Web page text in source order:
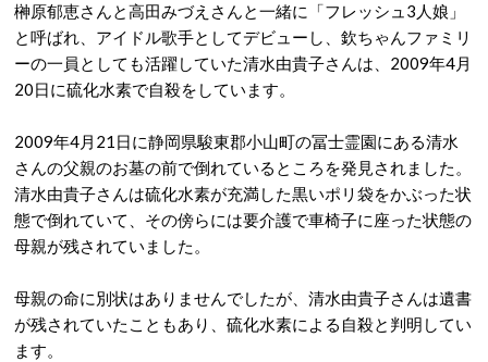
榊原郁恵さんと高田みづえさんと一緒に「フレッシュ3人娘」
と呼ばれ、アイドル歌手としてデビューし、欽ちゃんファミリ
ーの一員としても活躍していた清水由貴子さんは、2009年4月
20日に硫化水素で自殺をしています。
2009年4月21日に静岡県駿東郡小山町の冨士霊園にある清水
さんの父親のお墓の前で倒れているところを発見されました。
清水由貴子さんは硫化水素が充満した黒いポリ袋をかぶった状
態で倒れていて、その傍らには要介護で車椅子に座った状態の
母親が残されていました。
母親の命に別状はありませんでしたが、清水由貴子さんは遺書
が残されていたこともあり、硫化水素による自殺と判明してい
ます。